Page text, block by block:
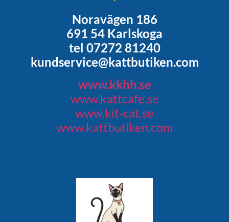
Noravägen 186
691 54 Karlskoga
tel 07272 81240
kundservice@kattbutiken.com
www.kkhh.se
www.kattcafe.se
www.kit-cat.se
www.kattbutiken.com